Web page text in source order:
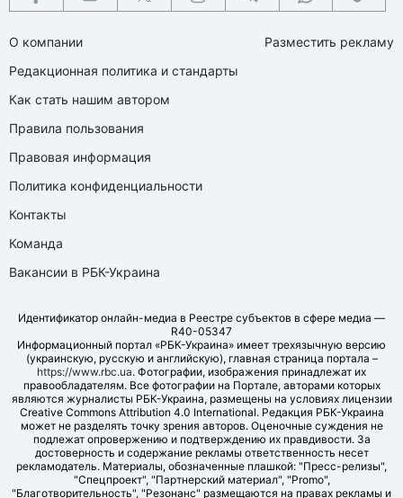
О компании
Редакционная политика и стандарты
Как стать нашим автором
Правила пользования
Правовая информация
Политика конфиденциальности
Контакты
Команда
Вакансии в РБК-Украина
Разместить рекламу
Идентификатор онлайн-медиа в Реестре субъектов в сфере медиа —
R40-05347
Информационный портал «РБК-Украина» имеет трехязычную версию
(украинскую, русскую и английскую), главная страница портала –
https://www.rbc.ua. Фотографии, изображения принадлежат их
правообладателям. Все фотографии на Портале, авторами которых
являются журналисты РБК-Украина, размещены на условиях лицензии
Creative Commons Attribution 4.0 International. Редакция РБК-Украина
может не разделять точку зрения авторов. Оценочные суждения не
подлежат опровержению и подтверждению их правдивости. За
достоверность и содержание рекламы ответственность несет
рекламодатель. Материалы, обозначенные плашкой: "Пресс-релизы",
"Спецпроект", "Партнерский материал", "Promo",
"Благотворительность", "Резонанс" размещаются на правах рекламы и